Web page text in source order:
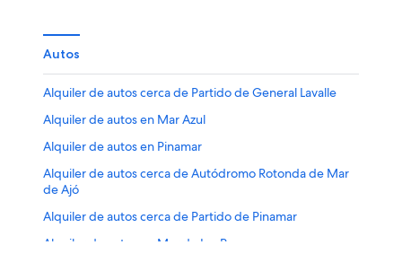
Autos
Alquiler de autos cerca de Partido de General Lavalle
Alquiler de autos en Mar Azul
Alquiler de autos en Pinamar
Alquiler de autos cerca de Autódromo Rotonda de Mar
de Ajó
Alquiler de autos cerca de Partido de Pinamar
Alquiler de autos en Mar de Las Pampas